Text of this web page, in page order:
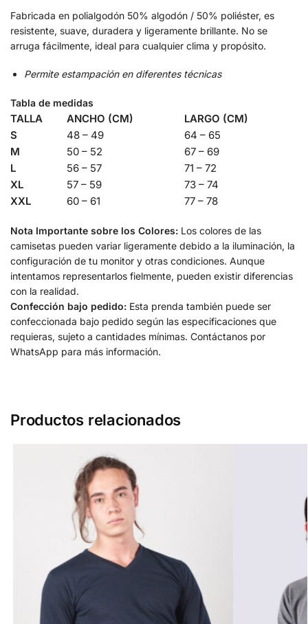
Fabricada en polialgodón 50% algodón / 50% poliéster, es
resistente, suave, duradera y ligeramente brillante. No se
arruga fácilmente, ideal para cualquier clima y propósito.
Permite estampación en diferentes técnicas
Tabla de medidas
TALLA ANCHO (CM)
LARGO (CM)
S
48 – 49
64 – 65
M
50 – 52
67 – 69
L
56 – 57
71 – 72
XL
57 – 59
73 – 74
XXL
60 – 61 77 – 78
Nota Importante sobre los Colores: Los colores de las
camisetas pueden variar ligeramente debido a la iluminación, la
configuración de tu monitor y otras condiciones. Aunque
intentamos representarlos fielmente, pueden existir diferencias
con la realidad.
Confección bajo pedido: Esta prenda también puede ser
confeccionada bajo pedido según las especificaciones que
requieras, sujeto a cantidades mínimas. Contáctanos por
WhatsApp para más información.
Productos relacionados